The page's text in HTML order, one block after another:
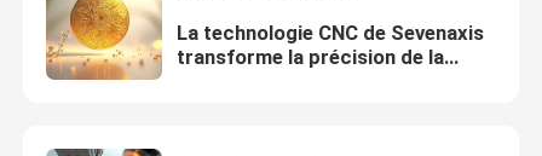
La technologie CNC de Sevenaxis
transforme la précision de la